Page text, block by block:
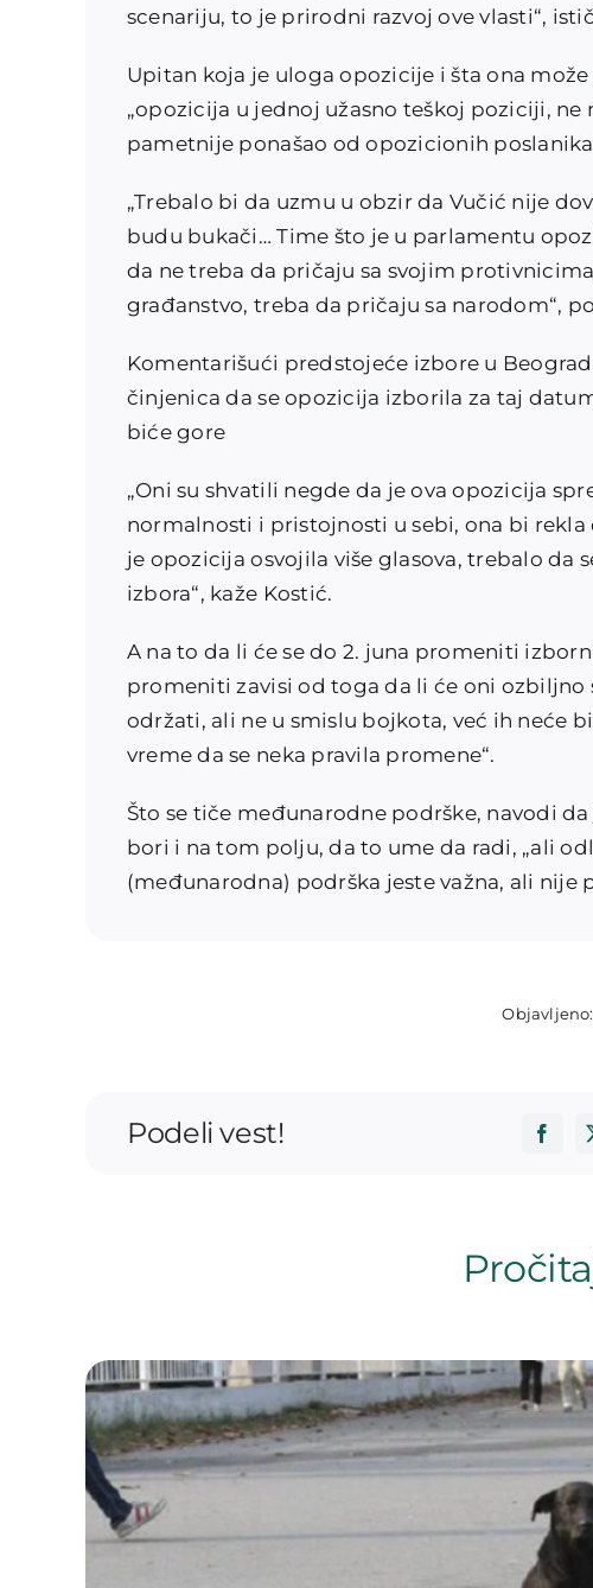
scenariju, to je prirodni razvoj ove vlasti“,
Upitan koja je uloga opozicije i šta ona
„opozicija u jednoj užasno teškoj poziciji,
pametnije ponašao od opozicionih
„Trebalo bi da uzmu u obzir da Vučić nije
budu bukači… Time što je u parlamentu
da ne treba da pričaju sa svojim
građanstvo, treba da pričaju sa narodom“,
Komentarišući predstojeće izbore u
činjenica da se opozicija izborila za taj
biće gore
„Oni su shvatili negde da je ova opozicija
normalnosti i pristojnosti u sebi, ona bi
je opozicija osvojila više glasova, trebalo da
izbora“, kaže Kostić.
A na to da li će se do 2. juna promeniti
promeniti zavisi od toga da li će oni
održati, ali ne u smislu bojkota, već ih neće
vreme da se neka pravila promene“.
Što se tiče međunarodne podrške, navodi
bori i na tom polju, da to ume da radi, „ali
(međunarodna) podrška jeste važna, ali nije
Objavljeno:
Podeli vest!